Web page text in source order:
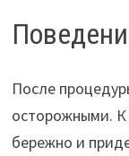
После
осторожными. К
бережно и